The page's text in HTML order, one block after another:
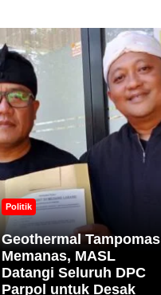
Politik
Geothermal Tampomas
Memanas, MASL
Datangi Seluruh DPC
Parpol untuk Desak